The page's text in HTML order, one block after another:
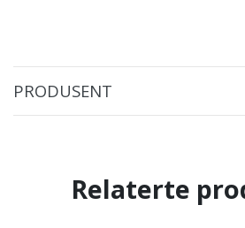
PRODUSENT
Relaterte